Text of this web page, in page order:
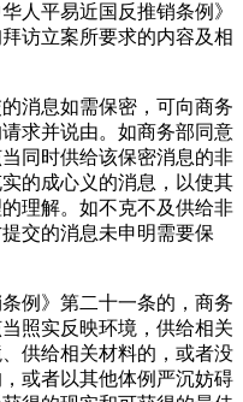
人平易近国反推销条例》
访立案所要求的内容及相
消息如需保密，可向商务
求并说由。如商务部同意
同时供给该保密消息的非
的成心义的消息，以使其
理解。如不克不及供给非
交的消息未申明需要保
例》第二十一条的，商务
照实反映环境，供给相关
供给相关材料的，或者没
或者以其他体例严沉妨碍